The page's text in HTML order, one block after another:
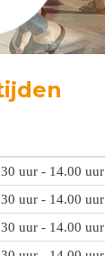
uur - 14.00 uur
uur - 14.00 uur
uur - 14.00 uur